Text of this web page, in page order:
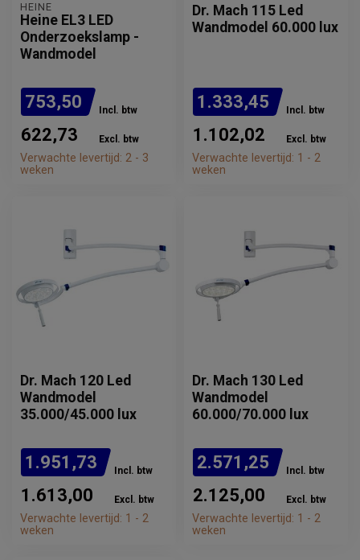
HEINE
Heine EL3 LED
Onderzoekslamp -
Wandmodel
753,50 Incl. btw
622,73 Excl. btw
Verwachte levertijd: 2 - 3
weken
Dr. Mach 115 Led
Wandmodel 60.000 lux
1.333,45 Incl. btw
1.102,02 Excl. btw
Verwachte levertijd: 1 - 2
weken
Dr. Mach 120 Led
Wandmodel
35.000/45.000 lux
1.951,73 Incl. btw
1.613,00 Excl. btw
Verwachte levertijd: 1 - 2
weken
Dr. Mach 130 Led
Wandmodel
60.000/70.000 lux
2.571,25 Incl. btw
2.125,00 Excl. btw
Verwachte levertijd: 1 - 2
weken